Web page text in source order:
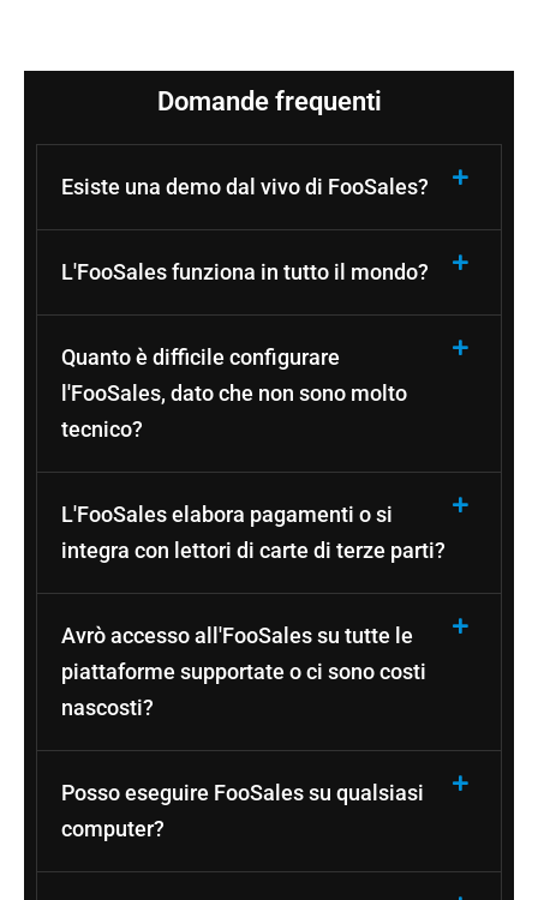
Domande frequenti
Esiste una demo dal vivo di FooSales?
L'FooSales funziona in tutto il mondo?
Quanto è difficile configurare
l'FooSales, dato che non sono molto
tecnico?
L'FooSales elabora pagamenti o si
integra con lettori di carte di terze parti?
Avrò accesso all'FooSales su tutte le
piattaforme supportate o ci sono costi
nascosti?
Posso eseguire FooSales su qualsiasi
computer?